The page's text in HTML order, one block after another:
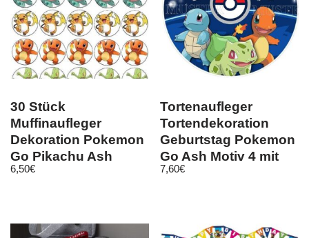
30 Stück
Muffinaufleger
Dekoration Pokemon
Go Pikachu Ash
Pokeball Geburtstag
6,50€
Tortenaufleger
Tortendekoration
Geburtstag Pokemon
Go Ash Motiv 4 mit
Text
7,60€